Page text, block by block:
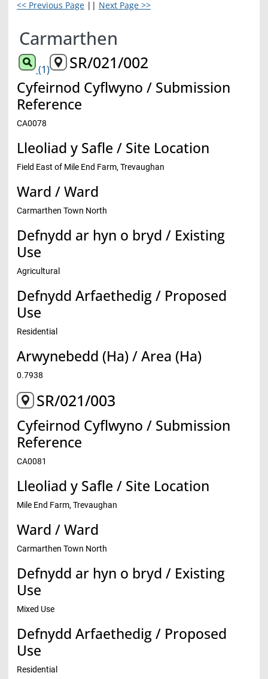
<< Previous Page || Next Page >>
Carmarthen
(1) SR/021/002
Cyfeirnod Cyflwyno / Submission
Reference
CA0078
Lleoliad y Safle / Site Location
Field East of Mile End Farm, Trevaughan
Ward / Ward
Carmarthen Town North
Defnydd ar hyn o bryd / Existing
Use
Agricultural
Defnydd Arfaethedig / Proposed
Use
Residential
Arwynebedd (Ha) / Area (Ha)
0.7938
SR/021/003
Cyfeirnod Cyflwyno / Submission
Reference
CA0081
Lleoliad y Safle / Site Location
Mile End Farm, Trevaughan
Ward / Ward
Carmarthen Town North
Defnydd ar hyn o bryd / Existing
Use
Mixed Use
Defnydd Arfaethedig / Proposed
Use
Residential